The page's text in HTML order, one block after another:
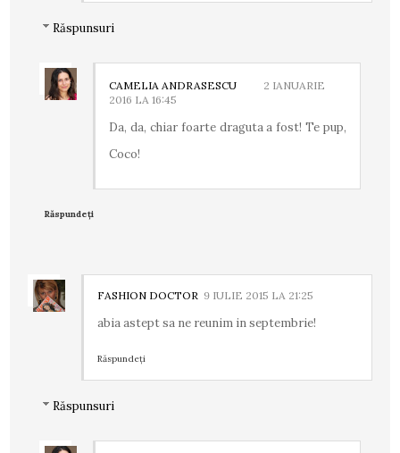
Răspunsuri
CAMELIA ANDRASESCU
2 IANUARIE
2016 LA 16:45
Da, da, chiar foarte draguta a fost! Te pup,
Coco!
Răspundeți
FASHION DOCTOR 9 IULIE 2015 LA 21:25
abia astept sa ne reunim in septembrie!
Răspundeți
Răspunsuri